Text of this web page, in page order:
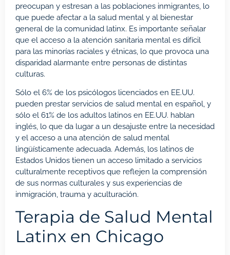
preocupan y estresan a las poblaciones inmigrantes, lo
que puede afectar a la salud mental y al bienestar
general de la comunidad latinx. Es importante señalar
que el acceso a la atención sanitaria mental es difícil
para las minorías raciales y étnicas, lo que provoca una
disparidad alarmante entre personas de distintas
culturas.
Sólo el 6% de los psicólogos licenciados en EE.UU.
pueden prestar servicios de salud mental en español, y
sólo el 61% de los adultos latinos en EE.UU. hablan
inglés, lo que da lugar a un desajuste entre la necesidad
y el acceso a una atención de salud mental
lingüísticamente adecuada. Además, los latinos de
Estados Unidos tienen un acceso limitado a servicios
culturalmente receptivos que reflejen la comprensión
de sus normas culturales y sus experiencias de
inmigración, trauma y aculturación.
Terapia de Salud Mental
Latinx en Chicago